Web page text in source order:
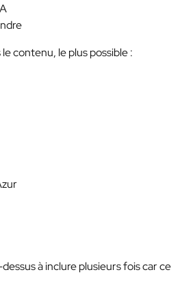
contenu, le plus possible :
à inclure plusieurs fois car